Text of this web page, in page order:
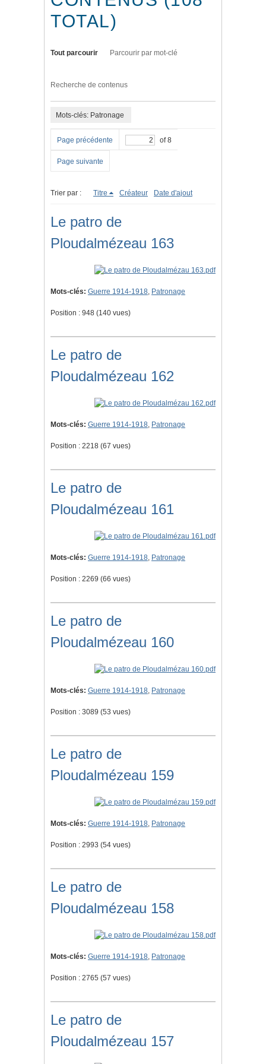
TOTAL)
Tout parcourir Parcourir par mot-clé
Recherche de contenus
Mots-clés: Patronage
Page précédente of 8
Page suivante
Trier par : Titre Créateur Date d'ajout
Le patro de
Ploudalmézeau 163
Mots-clés: Guerre 1914-1918, Patronage
Position : 948 (140 vues)
Le patro de
Ploudalmézeau 162
Mots-clés: Guerre 1914-1918, Patronage
Position : 2218 (67 vues)
Le patro de
Ploudalmézeau 161
Mots-clés: Guerre 1914-1918, Patronage
Position : 2269 (66 vues)
Le patro de
Ploudalmézeau 160
Mots-clés: Guerre 1914-1918, Patronage
Position : 3089 (53 vues)
Le patro de
Ploudalmézeau 159
Mots-clés: Guerre 1914-1918, Patronage
Position : 2993 (54 vues)
Le patro de
Ploudalmézeau 158
Mots-clés: Guerre 1914-1918, Patronage
Position : 2765 (57 vues)
Le patro de
Ploudalmézeau 157